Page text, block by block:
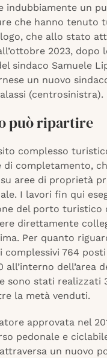
indubbiamente un
che hanno tenuto
che allo stato
2023, dopo
sindaco Samuele
un nuovo
(centrosinistra).
può ripartire
complesso
completamento,
aree di proprietà
I lavori fin qui
del porto turistico
direttamente
Per quanto
764
dell’area
sono stati realizzati
la metà venduti.
approvata nel
pedonale e
un nuovo